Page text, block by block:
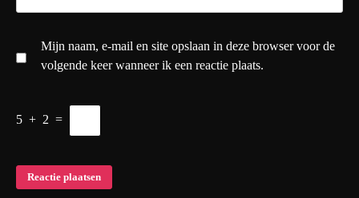
Mijn naam, e-mail en site opslaan in deze browser voor de
volgende keer wanneer ik een reactie plaats.
5 + 2 =